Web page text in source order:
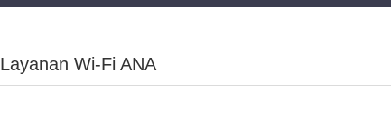
Layanan Wi-Fi ANA